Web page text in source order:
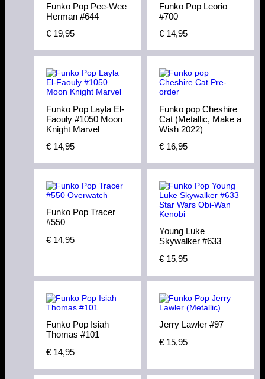
Funko Pop Pee-Wee
Herman #644
€ 19,95
Funko Pop Leorio
#700
€ 14,95
Funko Pop Layla El-
Faouly #1050 Moon
Knight Marvel
€ 14,95
Funko pop Cheshire
Cat (Metallic, Make a
Wish 2022)
€ 16,95
Funko Pop Tracer
#550
€ 14,95
Young Luke
Skywalker #633
€ 15,95
Funko Pop Isiah
Thomas #101
€ 14,95
Jerry Lawler #97
€ 15,95